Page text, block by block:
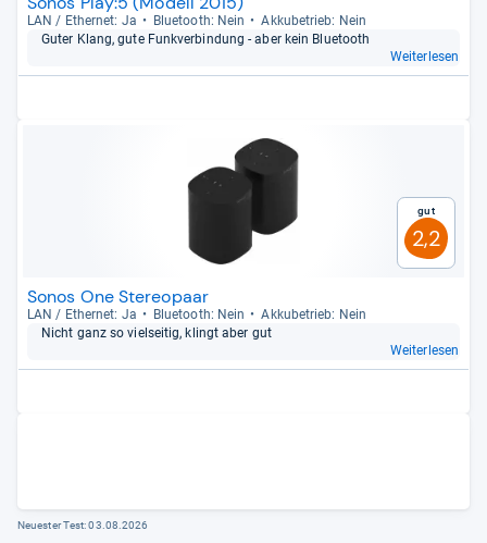
LAN / Ether­net: Ja Blue­tooth: Nein
Akku­be­trieb: Nein
Guter Klang, gute Funk­ver­bin­dung -​ aber kein Blue­tooth
Weiterlesen
Gut
2,2
Sonos One Stereopaar
LAN / Ether­net: Ja Blue­tooth: Nein
Akku­be­trieb: Nein
Nicht ganz so viel­sei­tig, klingt aber gut
Weiterlesen
Neuester Test:03.08.2026